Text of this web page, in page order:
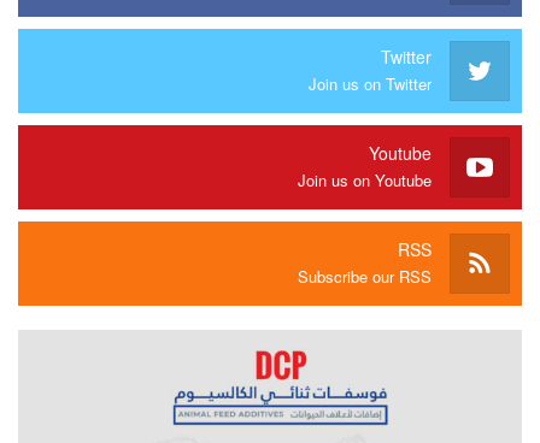
Twitter
Join us on Twitter
Youtube
Join us on Youtube
RSS
Subscribe our RSS